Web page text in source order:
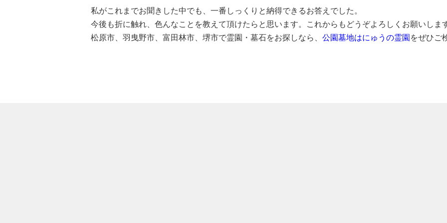
私がこれまでお聞きした中でも、一番しっくりと納得できるお答えでした。
今後も折に触れ、色んなことを教えて頂けたらと思います。これからもどうぞよろしくお願いしま
松原市、羽曳野市、富田林市、堺市で霊園・墓石をお探しなら、 公園墓地はにゅうの霊園 をぜひご